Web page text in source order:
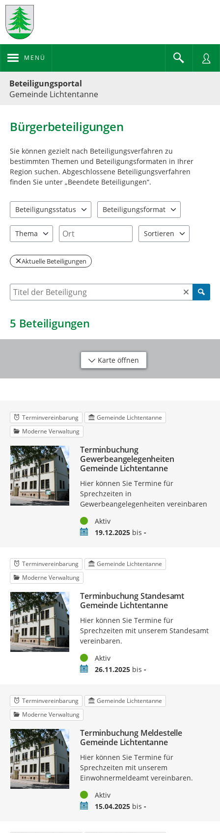
MENÜ
Beteiligungsportal
Gemeinde Lichtentanne
Bürgerbeteiligungen
Sie können gezielt nach Beteiligungsverfahren zu
bestimmten Themen und Beteiligungsformaten in Ihrer
Region suchen. Abgeschlossene Beteiligungsverfahren
finden Sie unter „Beendete Beteiligungen“.
Beteiligungsstatus
Beteiligungsformat
Thema
Ort
Sortieren
Aktuelle Beteiligungen
Suche nach Beteiligung
5 Beteiligungen
Karte öffnen
Terminvereinbarung
Gemeinde Lichtentanne
Moderne Verwaltung
Terminbuchung
Gewerbeangelegenheiten
Gemeinde Lichtentanne
Hier können Sie Termine für
Sprechzeiten in
Gewerbeangelegenheiten vereinbaren
StatusAktiv
Zeitraum19.12.2025bis -
Terminvereinbarung
Gemeinde Lichtentanne
Moderne Verwaltung
Terminbuchung Standesamt
Gemeinde Lichtentanne
Hier können Sie Termine für
Sprechzeiten mit unserem Standesamt
vereinbaren.
StatusAktiv
Zeitraum26.11.2025bis -
Terminvereinbarung
Gemeinde Lichtentanne
Moderne Verwaltung
Terminbuchung Meldestelle
Gemeinde Lichtentanne
Hier können Sie Termine für
Sprechzeiten mit unserem
Einwohnermeldeamt vereinbaren.
StatusAktiv
Zeitraum15.04.2025bis -